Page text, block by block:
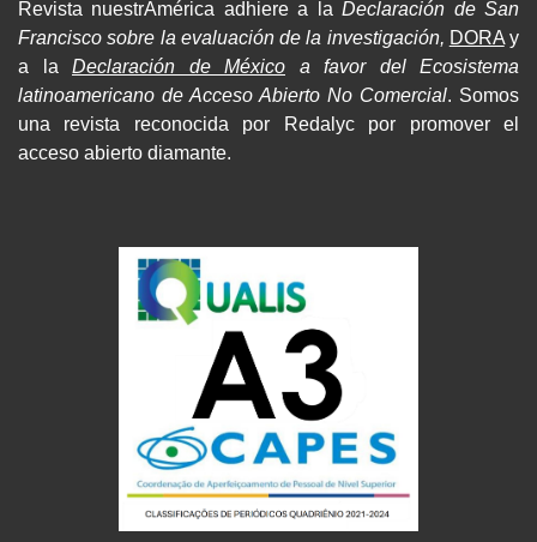
Revista nuestrAmérica adhiere a laDeclaración de San
Francisco sobre la evaluación de la investigación, DORAy
a la Declaración de México a favor del Ecosistema
latinoamericano de Acceso Abierto No Comercial. Somos
una revista reconocida por Redalyc por promover el
acceso abierto diamante.